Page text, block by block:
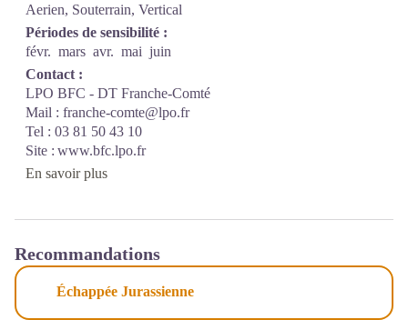
Aerien, Souterrain, Vertical
Périodes de sensibilité :
févr. mars avr. mai juin
Contact :
LPO BFC - DT Franche-Comté
Mail : franche-comte@lpo.fr
Tel : 03 81 50 43 10
Site : www.bfc.lpo.fr
En savoir plus
Recommandations
Échappée Jurassienne